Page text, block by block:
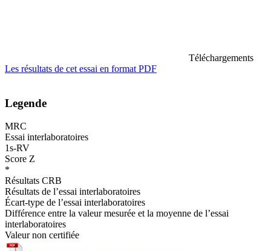
Téléchargements
Les résultats de cet essai en format PDF
Legende
MRC
Essai interlaboratoires
1s-RV
Score Z
*
Résultats CRB
Résultats de l’essai interlaboratoires
Écart-type de l’essai interlaboratoires
Différence entre la valeur mesurée et la moyenne de l’essai
interlaboratoires
Valeur non certifiée